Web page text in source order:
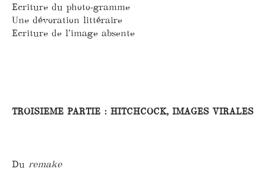
Ecriture du photo-gramme
Une dévoration littéraire
Ecriture de l’image absente
TROISIEME PARTIE : HITCHCOCK, IMAGES VIRALES
Du remake